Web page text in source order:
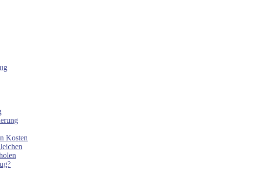
Kosten